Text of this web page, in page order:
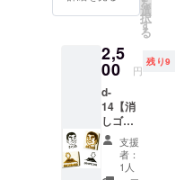
プル
オー
ナー、
建築家
など
様々な
人々が
訪れ
る。 ※
記載の
表札、
く金属
作品を
製作
中。 空
に浮か
ぶ雲の
ように
ふんわ
りとし
ギアと
なるこ
い無し
なので
キャン
パーの
方必見
です。
力
「直木
工」様
より 直
木工で
す。 薩
摩川内
市で木
工作家
きまし
た。 ペ
はアク
リル
ラッ
カーで
塗装し
ており
ます。
関節を
ゴムで
選
択
す
る
2,5
00 円
残り9
d-
14【消
しゴム
はんこ
２個
セッ
支援
者：
1人